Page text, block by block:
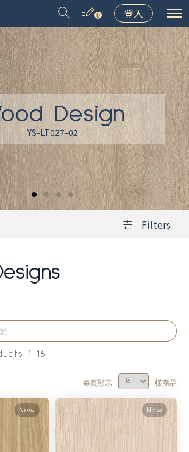
0 登入
＃LT001 ＃8502
Design
YS-LT027-02
Filters
1-16
New New
每頁顯示 樣商品